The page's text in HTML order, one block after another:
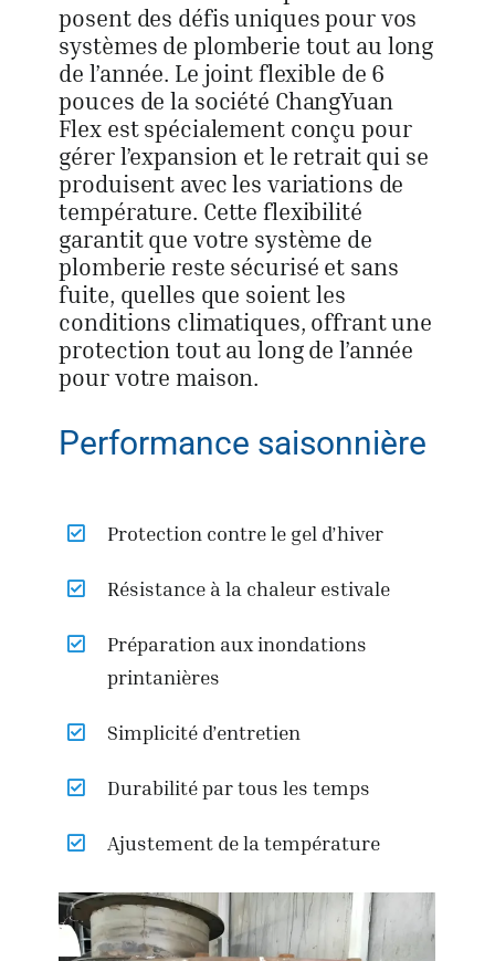
posent des défis uniques pour vos
systèmes de plomberie tout au long
de l’année. Le joint flexible de 6
pouces de la société ChangYuan
Flex est spécialement conçu pour
gérer l’expansion et le retrait qui se
produisent avec les variations de
température. Cette flexibilité
garantit que votre système de
plomberie reste sécurisé et sans
fuite, quelles que soient les
conditions climatiques, offrant une
protection tout au long de l’année
pour votre maison.
Performance saisonnière
Protection contre le gel d’hiver
Résistance à la chaleur estivale
Préparation aux inondations
printanières
Simplicité d’entretien
Durabilité par tous les temps
Ajustement de la température